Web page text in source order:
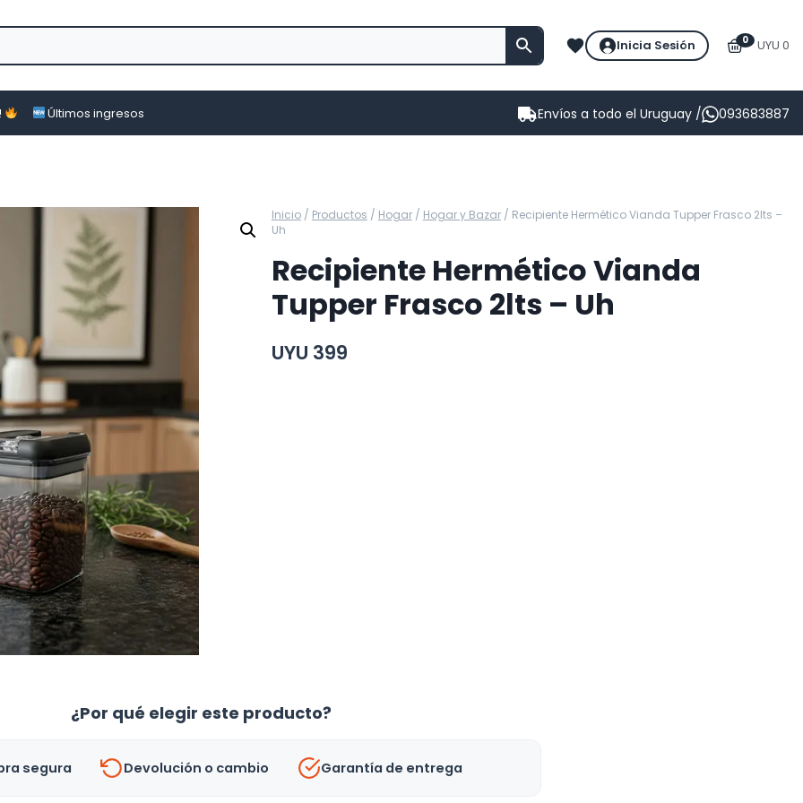
Inicia Sesión 0 UYU 0
Últimos ingresos Envíos a todo el Uruguay / 093683887
Inicio / Productos / Hogar / Hogar y Bazar / Recipiente Hermético Vianda Tupper Frasco 2lts –
Uh
Recipiente Hermético Vianda
Tupper Frasco 2lts – Uh
UYU 399
¿Por qué elegir este producto?
segura Devolución o cambio Garantía de entrega